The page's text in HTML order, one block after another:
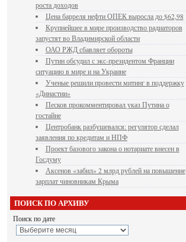
роста доходов
Цена барреля нефти ОПЕК выросла до $62,98
Крупнейшее в мире производство радиаторов
запустят во Владимирской области
ОАО РЖД сбавляет обороты
Путин обсудил с экс-президентом Франции
ситуацию в мире и на Украине
Ученые решили провести митинг в поддержку
«Династии»
Песков прокомментировал указ Путина о
гостайне
Центробанк разбушевался: регулятор сделал
заявления по кредитам и НПФ
Проект базового закона о нотариате внесен в
Госдуму
Аксенов «забил» 2 млрд рублей на повышение
зарплат чиновникам Крыма
ПОИСК ПО АРХИВУ
Поиск по дате